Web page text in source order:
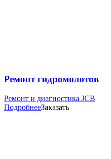
Ремонт гидромолотов
Ремонт и диагностика JCB
ПодробнееЗаказать